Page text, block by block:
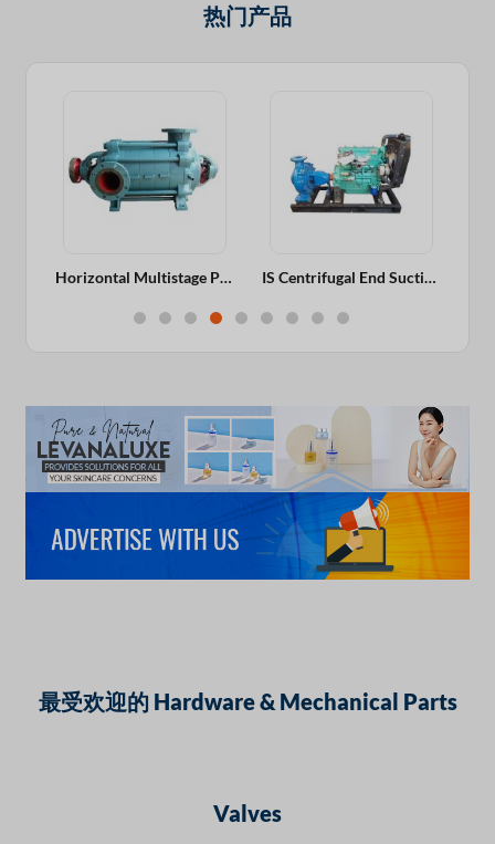
热门产品
Horizontal Multistage Pump IS Centrifugal End Suction Pump
最受欢迎的 Hardware & Mechanical Parts
Valves